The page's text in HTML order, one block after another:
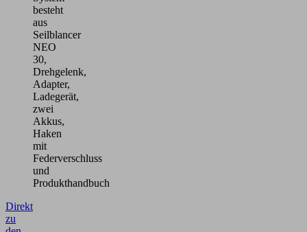
besteht
aus
Seilblancer
NEO
30,
Drehgelenk,
Adapter,
Ladegerät,
zwei
Akkus,
Haken
mit
Federverschluss
und
Produkthandbuch
Direkt
zu